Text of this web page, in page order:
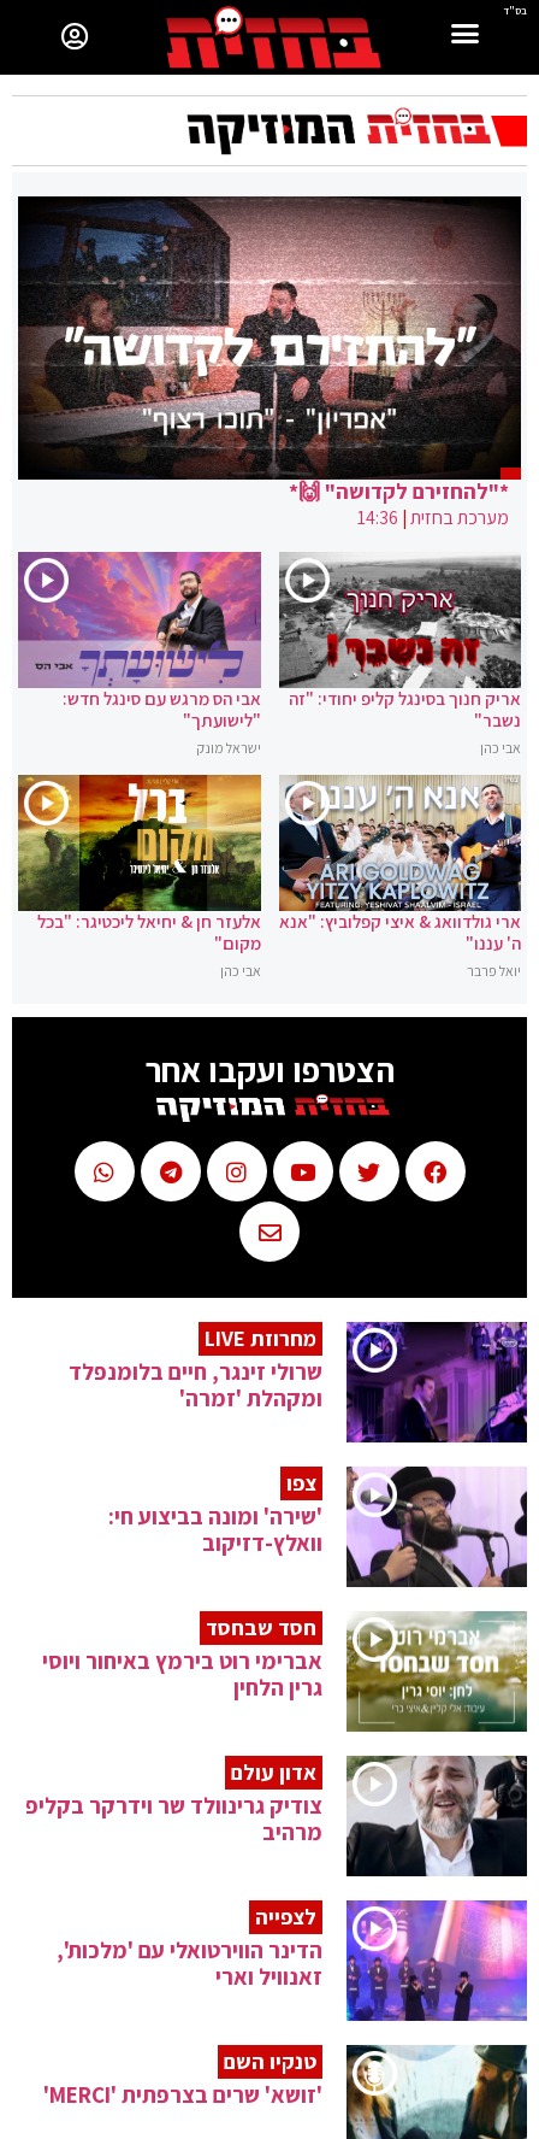
בס"ד
*"להחזירם לקדושה" 🙌*
מערכת בחזית|
14:36
אריק חנוך בסינגל קליפ יחודי: "זה
נשבר"
אבי כהן
אבי הס מרגש עם סינגל חדש:
"לישועתך"
ישראל מונק
ארי גולדוואג & איצי קפלוביץ: "אנא
ה' עננו"
יואל פרבר
אלעזר חן & יחיאל ליכטיגר: "בכל
מקום"
אבי כהן
הצטרפו ועקבו אחר
מחרוזת LIVE
שרולי זינגר, חיים בלומנפלד
ומקהלת 'זמרה'
צפו
'שירה' ומונה בביצוע חי:
וואלץ-דזיקוב
חסד שבחסד
אברימי רוט בירמץ באיחור ויוסי
גרין הלחין
אדון עולם
צודיק גרינוולד שר וידרקר בקליפ
מרהיב
לצפייה
הדינר הווירטואלי עם 'מלכות',
זאנוויל וארי
טנקיו השם
'זושא' שרים בצרפתית 'MERCI'